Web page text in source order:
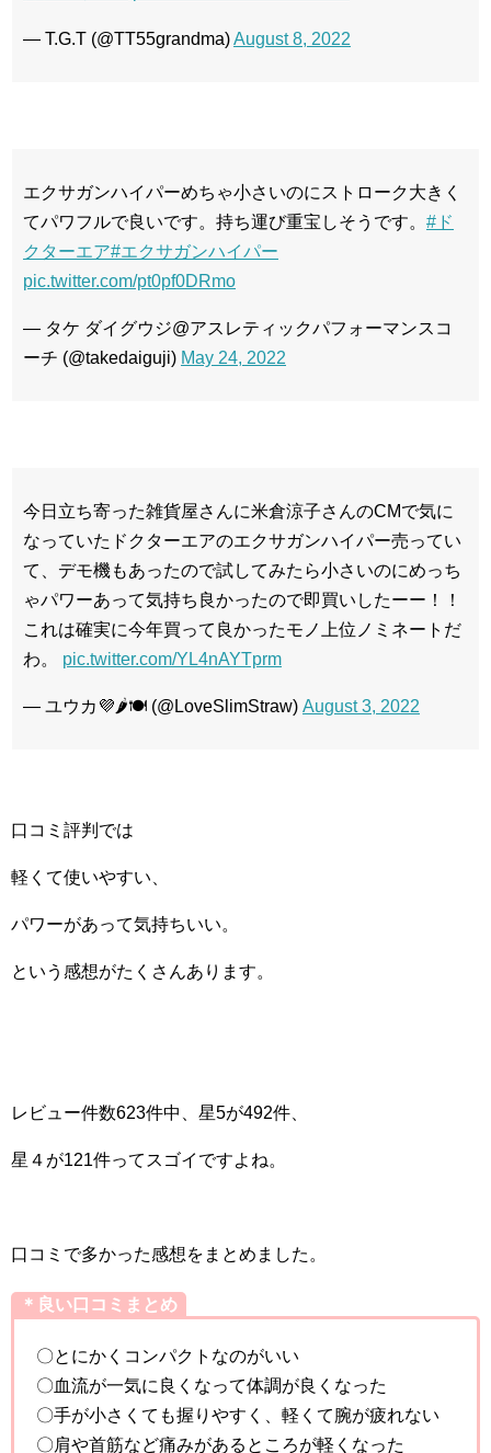
— T.G.T (@TT55grandma)August 8, 2022
エクサガンハイパーめちゃ小さいのにストローク大きく
てパワフルで良いです。持ち運び重宝しそうです。 #ド
クターエア#エクサガンハイパー
pic.twitter.com/pt0pf0DRmo
— タケ ダイグウジ@アスレティックパフォーマンスコ
ーチ (@takedaiguji) May 24, 2022
今日立ち寄った雑貨屋さんに米倉涼子さんのCMで気に
なっていたドクターエアのエクサガンハイパー売ってい
て、デモ機もあったので試してみたら小さいのにめっち
ゃパワーあって気持ち良かったので即買いしたーー！！
これは確実に今年買って良かったモノ上位ノミネートだ
わ。 pic.twitter.com/YL4nAYTprm
— ユウカ💜🌶️🍽 (@LoveSlimStraw) August 3, 2022
口コミ評判では
軽くて使いやすい、
パワーがあって気持ちいい。
という感想がたくさんあります。
レビュー件数623件中、星5が492件、
星４が121件ってスゴイですよね。
口コミで多かった感想をまとめました。
＊良い口コミまとめ
〇とにかくコンパクトなのがいい
〇血流が一気に良くなって体調が良くなった
〇手が小さくても握りやすく、軽くて腕が疲れない
〇肩や首筋など痛みがあるところが軽くなった